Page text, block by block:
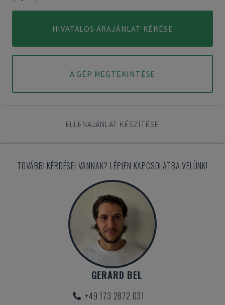
HIVATALOS ÁRAJÁNLAT KÉRÉSE
A GÉP MEGTEKINTÉSE
ELLENAJÁNLAT KÉSZÍTÉSE
TOVÁBBI KÉRDÉSEI VANNAK? LÉPJEN KAPCSOLATBA VELÜNK!
GERARD BEL
+49 173 2872 031